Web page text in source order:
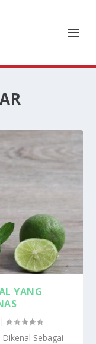
YANG
|
Sebagai